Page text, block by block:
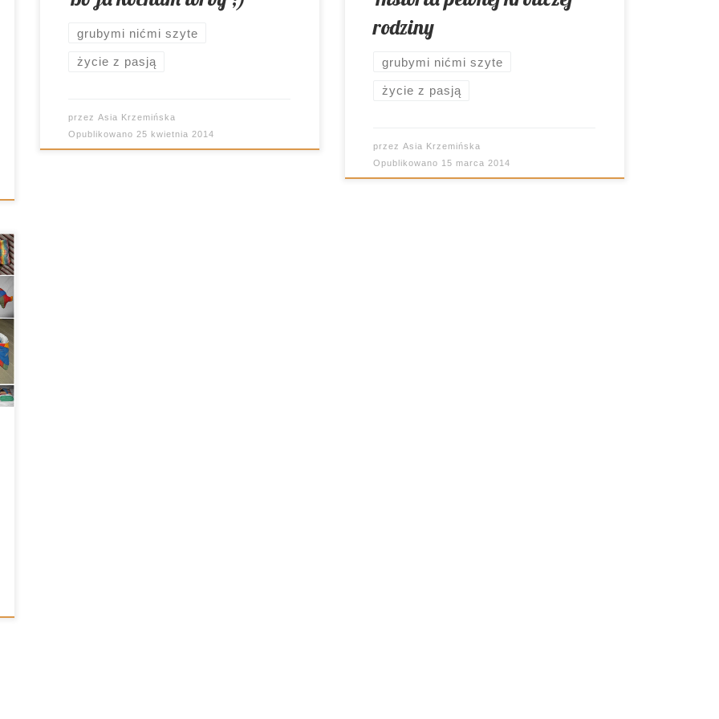
dołączyła do niej Królisia Modnisia). […]
grubymi nićmi szyte
życie z pasją
przezAsia Krzemińska
Opublikowano 25 kwietnia 2014
zaakceptował i rozpoczęliśmy działanie.
Nie będę nikogo zanudzać dokładnym
rodziny
grubymi nićmi szyte
życie z pasją
przezAsia Krzemińska
Opublikowano 15 marca 2014